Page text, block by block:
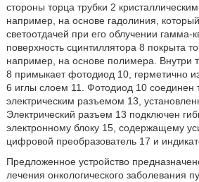
стороны торца трубки 2
например, на основе гадолиния,
светоотдачей при его облучении
поверхность сцинтиллятора 8 покрыта
например, на основе полимера. Внутри
8 примыкает фотодиод 10, герметично
6 иглы слоем 11. Фотодиод 10 соединен
электрическим разъемом 13,
Электрический разъем 13 подключен
электронному блоку 15, содержащему
цифровой преобразователь 17 и
Предложенное устройство
лечения онкологического заболевания